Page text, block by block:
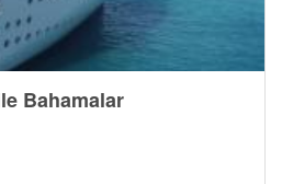
Bahamalar